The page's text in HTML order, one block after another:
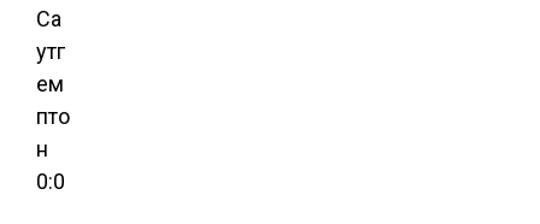
Са
утг
ем
пто
н
0:0